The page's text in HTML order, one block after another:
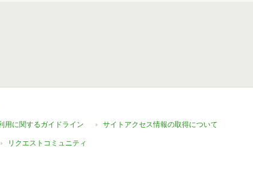
用に関するガイドライン サイトアクセス情報の取得について
リクエストコミュニティ